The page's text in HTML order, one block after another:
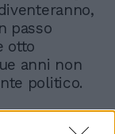
passo
otto
anni non
politico.